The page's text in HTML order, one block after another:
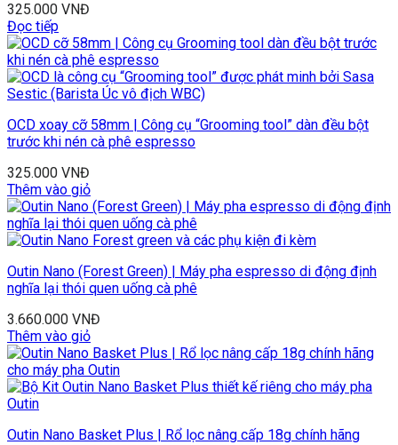
325.000 VNĐ
Đọc tiếp
OCD xoay cỡ 58mm | Công cụ “Grooming tool” dàn đều bột
trước khi nén cà phê espresso
325.000 VNĐ
Thêm vào giỏ
Outin Nano (Forest Green) | Máy pha espresso di động định
nghĩa lại thói quen uống cà phê
3.660.000 VNĐ
Thêm vào giỏ
Outin Nano Basket Plus | Rổ lọc nâng cấp 18g chính hãng